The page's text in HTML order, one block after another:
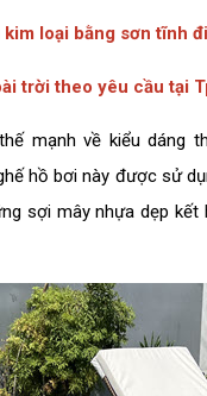
loại bằng sơn tĩnh
trời theo yêu cầu tại
mạnh về kiểu dáng
hồ bơi này được sử
sợi mây nhựa dẹp